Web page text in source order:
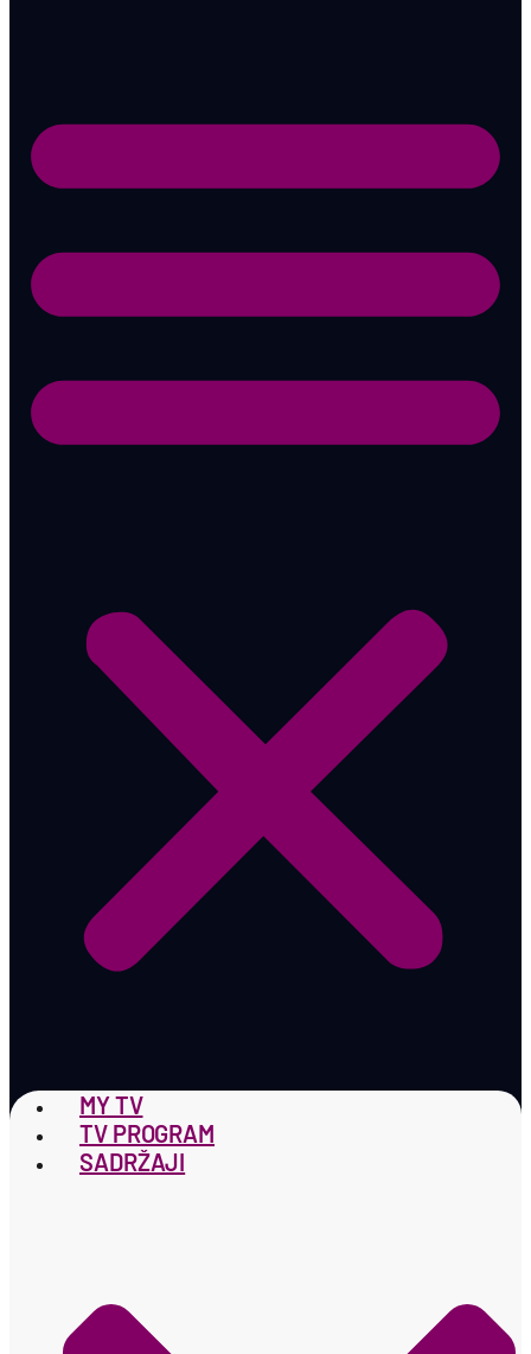
MY TV
TV PROGRAM
SADRŽAJI